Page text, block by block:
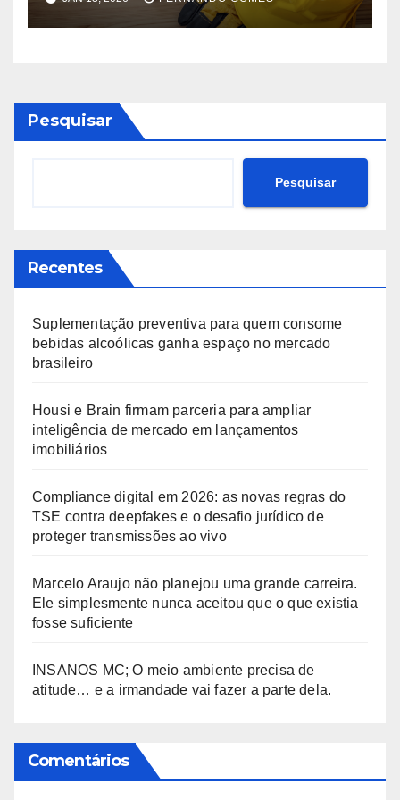
Pesquisar
Pesquisar
Recentes
Suplementação preventiva para quem consome
bebidas alcoólicas ganha espaço no mercado
brasileiro
Housi e Brain firmam parceria para ampliar
inteligência de mercado em lançamentos
imobiliários
Compliance digital em 2026: as novas regras do
TSE contra deepfakes e o desafio jurídico de
proteger transmissões ao vivo
Marcelo Araujo não planejou uma grande carreira.
Ele simplesmente nunca aceitou que o que existia
fosse suficiente
INSANOS MC; O meio ambiente precisa de
atitude… e a irmandade vai fazer a parte dela.
Comentários